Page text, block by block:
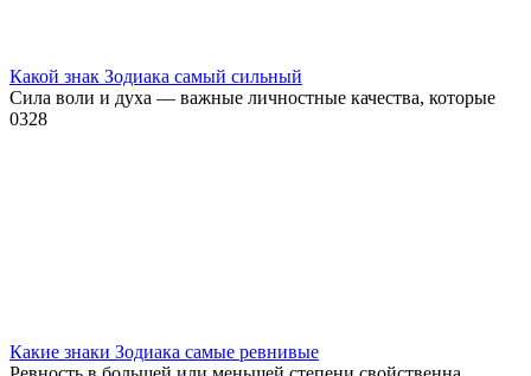
Какой знак Зодиака самый сильный
Сила воли и духа — важные личностные качества, которые
0328
Какие знаки Зодиака самые ревнивые